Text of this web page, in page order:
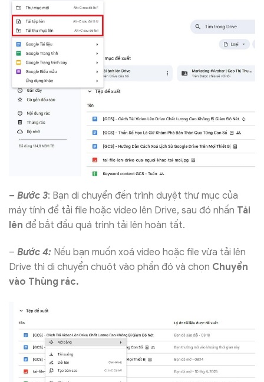
– Bước 3: Bạn di chuyển đến trình duyệt thư mục của
máy tính để tải file hoặc video lên Drive, sau đó nhấn Tải
lên để bắt đầu quá trình tải lên hoàn tất.
– Bước 4: Nếu bạn muốn xoá video hoặc file vừa tải lên
Drive thì di chuyển chuột vào phần đó và chọn Chuyển
vào Thùng rác.